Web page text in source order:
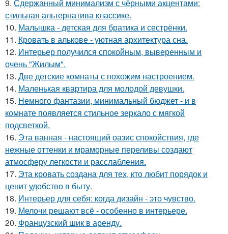
9. Сдержанный минимализм с чёрными акцентами:
стильная альтернатива классике.
10. Малышка - детская для братика и сестрёнки.
11. Кровать в алькове - уютная архитектура сна.
12. Интерьер получился спокойным, выверенным и
очень "Жилым".
13. Две детские комнаты с похожим настроением.
14. Маленькая квартира для молодой девушки.
15. Немного фантазии, минимальный бюджет - и в
комнате появляется стильное зеркало с мягкой
подсветкой.
16. Эта ванная - настоящий оазис спокойствия, где
нежные оттенки и мраморные переливы создают
атмосферу легкости и расслабления.
17. Эта кровать создана для тех, кто любит порядок и
ценит удобство в быту.
18. Интерьер для себя: когда дизайн - это чувство.
19. Мелочи решают всё - особенно в интерьере.
20. Французский шик в аренду.